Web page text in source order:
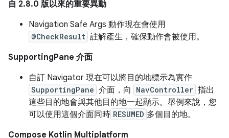
自 2.8.0 版以來的重要異動
Navigation Safe Args 動作現在會使用
@CheckResult 註解產生，確保動作會被使用。
SupportingPane 介面
自訂 Navigator 現在可以將目的地標示為實作
SupportingPane 介面，向 NavController 指出
這些目的地會與其他目的地一起顯示。舉例來說，您
可以使用這個介面同時 RESUMED 多個目的地。
Compose Kotlin Multiplatform